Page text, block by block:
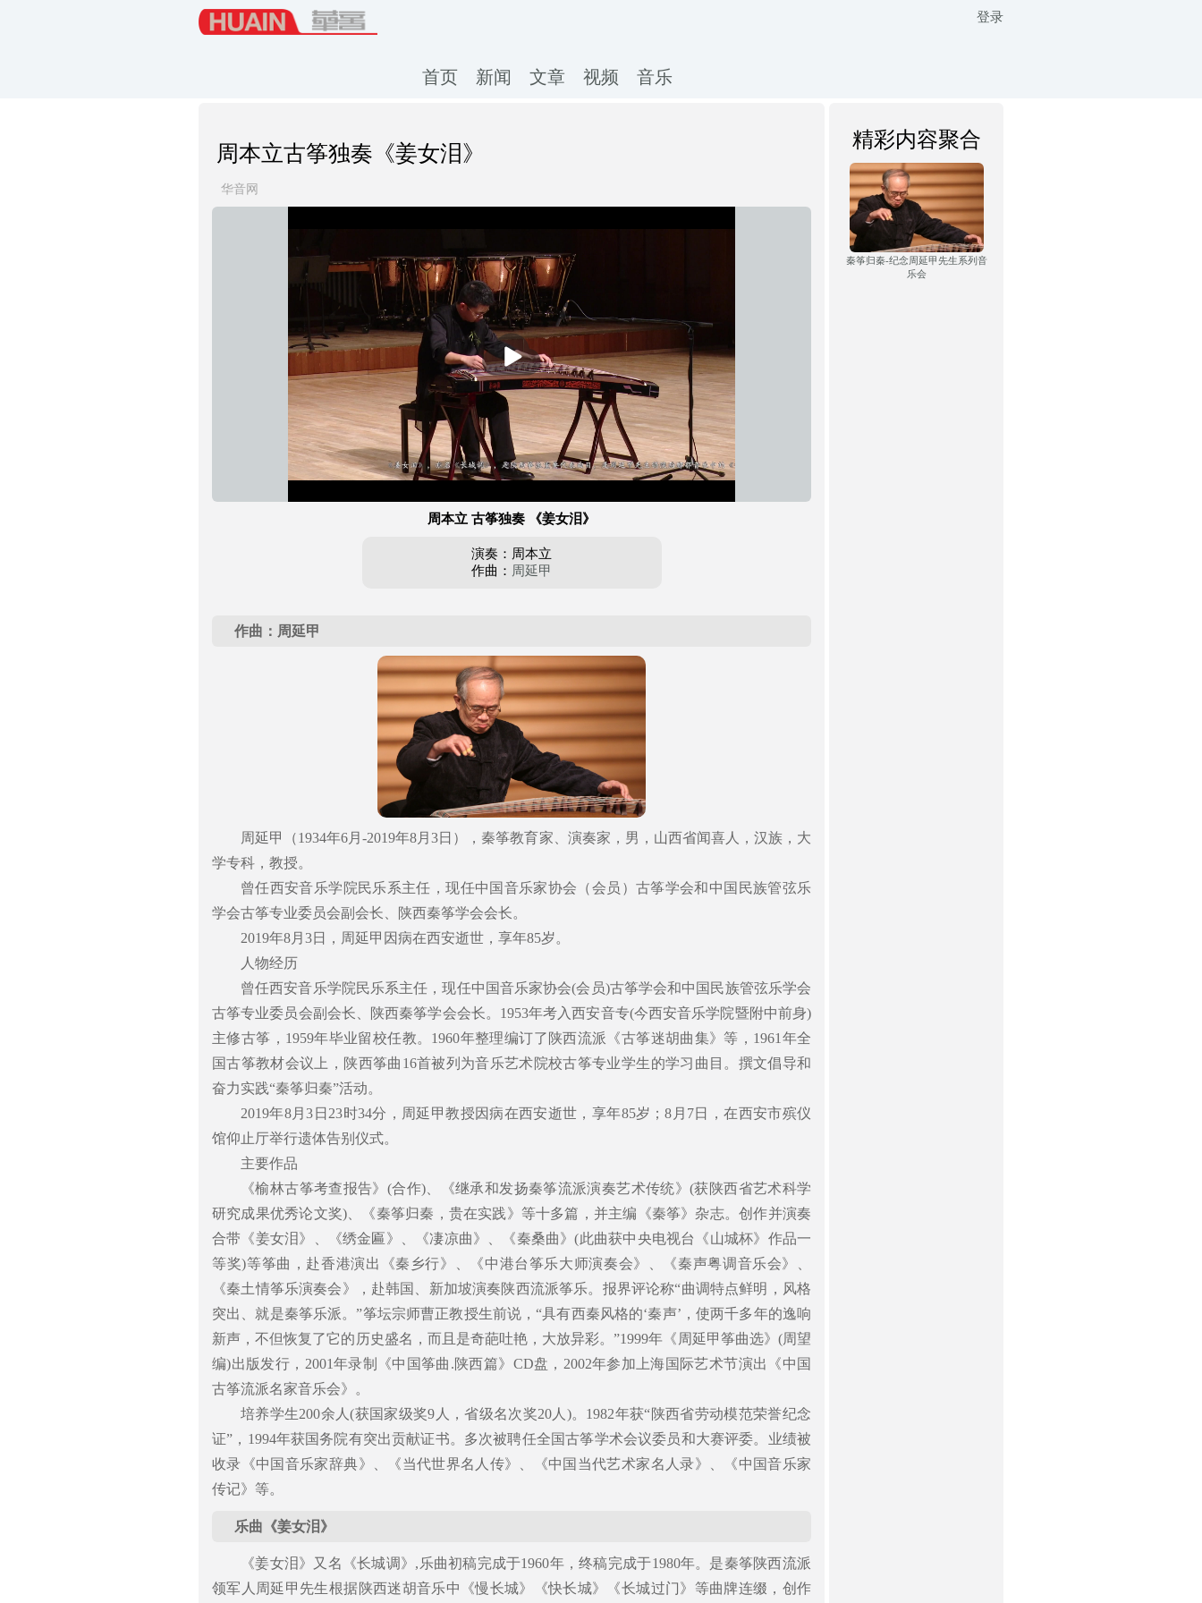
首页 新闻 文章 视频 音乐
登录
周本立古筝独奏《姜女泪》
华音网
播
放
周本立 古筝独奏 《姜女泪》
演奏：周本立
作曲： 周延甲
作曲：周延甲
周延甲（1934年6月-2019年8月3日），秦筝教育家、演奏家，男，山西省闻喜人，汉族，大
学专科，教授。
曾任西安音乐学院民乐系主任，现任中国音乐家协会（会员）古筝学会和中国民族管弦乐
学会古筝专业委员会副会长、陕西秦筝学会会长。
2019年8月3日，周延甲因病在西安逝世，享年85岁。
人物经历
曾任西安音乐学院民乐系主任，现任中国音乐家协会(会员)古筝学会和中国民族管弦乐学会
古筝专业委员会副会长、陕西秦筝学会会长。1953年考入西安音专(今西安音乐学院暨附中前身)
主修古筝，1959年毕业留校任教。1960年整理编订了陕西流派《古筝迷胡曲集》等，1961年全
国古筝教材会议上，陕西筝曲16首被列为音乐艺术院校古筝专业学生的学习曲目。撰文倡导和
奋力实践“秦筝归秦”活动。
2019年8月3日23时34分，周延甲教授因病在西安逝世，享年85岁；8月7日，在西安市殡仪
馆仰止厅举行遗体告别仪式。
主要作品
《榆林古筝考查报告》(合作)、《继承和发扬秦筝流派演奏艺术传统》(获陕西省艺术科学
研究成果优秀论文奖)、《秦筝归秦，贵在实践》等十多篇，并主编《秦筝》杂志。创作并演奏
合带《姜女泪》、《绣金匾》、《凄凉曲》、《秦桑曲》(此曲获中央电视台《山城杯》作品一
等奖)等筝曲，赴香港演出《秦乡行》、《中港台筝乐大师演奏会》、《秦声粤调音乐会》、
《秦土情筝乐演奏会》，赴韩国、新加坡演奏陕西流派筝乐。报界评论称“曲调特点鲜明，风格
突出、就是秦筝乐派。”筝坛宗师曹正教授生前说，“具有西秦风格的‘秦声’，使两千多年的逸响
新声，不但恢复了它的历史盛名，而且是奇葩吐艳，大放异彩。”1999年《周延甲筝曲选》(周望
编)出版发行，2001年录制《中国筝曲.陕西篇》CD盘，2002年参加上海国际艺术节演出《中国
古筝流派名家音乐会》。
培养学生200余人(获国家级奖9人，省级名次奖20人)。1982年获“陕西省劳动模范荣誉纪念
证”，1994年获国务院有突出贡献证书。多次被聘任全国古筝学术会议委员和大赛评委。业绩被
收录《中国音乐家辞典》、《当代世界名人传》、《中国当代艺术家名人录》、《中国音乐家
传记》等。
乐曲《姜女泪》
《姜女泪》又名《长城调》,乐曲初稿完成于1960年，终稿完成于1980年。是秦筝陕西流派
领军人周延甲先生根据陕西迷胡音乐中《慢长城》《快长城》《长城过门》等曲牌连缀，创作
精彩内容聚合
秦筝归秦-纪念周延甲先生系列音
乐会